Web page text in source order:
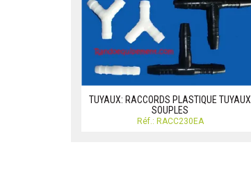
TUYAUX: RACCORDS PLASTIQUE TUYAUX
SOUPLES
Réf.: RACC230EA